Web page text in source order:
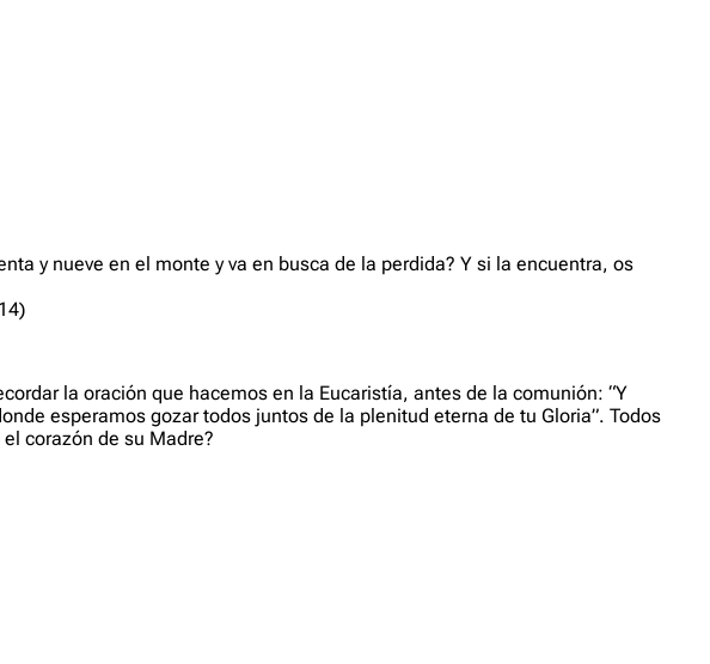
y nueve en el monte y va en busca de la perdida? Y si la encuentra, os
la oración que hacemos en la Eucaristía, antes de la comunión: “Y
esperamos gozar todos juntos de la plenitud eterna de tu Gloria”. Todos
corazón de su Madre?